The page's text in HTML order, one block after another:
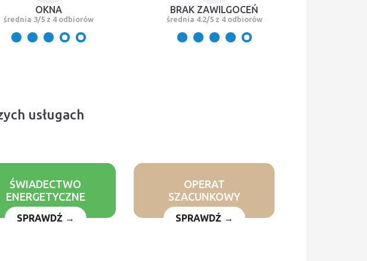
OKNA
średnia 3/5 z 4 odbiorów
BRAK ZAWILGOCEŃ
średnia 4.2/5 z 4 odbiorów
usługach
ŚWIADECTWO
ENERGETYCZNE
SPRAWDŹ →
OPERAT
SZACUNKOWY
SPRAWDŹ →